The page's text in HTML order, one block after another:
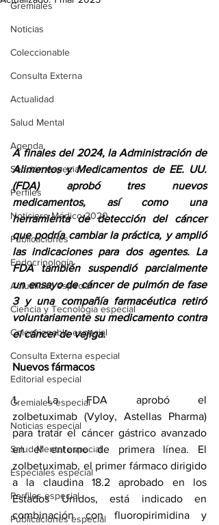
Gremiales
Noticias
Coleccionable
Consulta Externa
Actualidad
Salud Mental
Agenda
Sección especial
Perfiles
Noticiero Médico 2020
Publicaciones
Endocrinología
Actualidad especial
Ciencia y Tecnología especial
Coleccionable especial
Consulta Externa especial
Editorial especial
Gremiales especial
Noticias especial
Salud Mental especial
Especiales especial
Perfiles especial
Publicaciones especial
A finales del 2024, la Administración de
Alimentos y Medicamentos de EE. UU.
(FDA) aprobó tres nuevos
medicamentos, así como una
herramienta de detección del cáncer
que podría cambiar la práctica, y amplió
las indicaciones para dos agentes. La
FDA también suspendió parcialmente
un ensayo de cáncer de pulmón de fase
3 y una compañía farmacéutica retiró
voluntariamente su medicamento contra
el cáncer de vejiga.
Nuevos fármacos
1. La FDA aprobó el
zolbetuximab (Vyloy, Astellas Pharma)
para tratar el cáncer gástrico avanzado
en el entorno de primera línea. El
zolbetuximab, el primer fármaco dirigido
a la claudina 18.2 aprobado en los
Estados Unidos, está indicado en
combinación con fluoropirimidina y